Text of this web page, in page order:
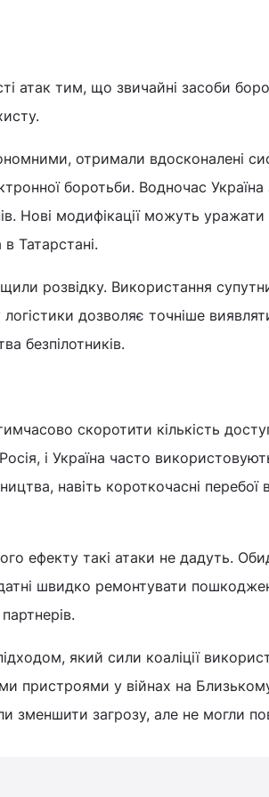
атак тим, що звичайні засоби
отримали вдосконалені
боротьби. Водночас Україна
Нові модифікації можуть уражати
Татарстані.
розвідку. Використання
логістики дозволяє точніше
безпілотників.
скоротити кількість
і Україна часто
навіть короткочасні перебої
ефекту такі атаки не дадуть.
швидко ремонтувати
який сили коаліції
пристроями у війнах на
загрозу, але не могли